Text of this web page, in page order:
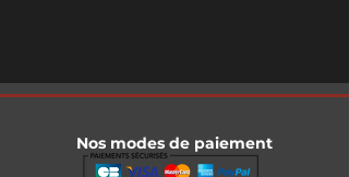
Nos modes de paiement